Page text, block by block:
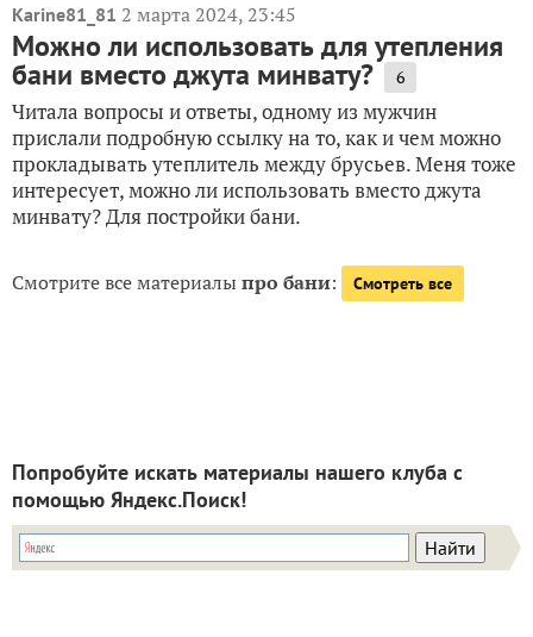
Karine81_81 2 марта 2024, 23:45
Можно ли использовать для утепления
бани вместо джута минвату? 6
Читала вопросы и ответы, одному из мужчин
прислали подробную ссылку на то, как и чем можно
прокладывать утеплитель между брусьев. Меня тоже
интересует, можно ли использовать вместо джута
минвату? Для постройки бани.
Смотрите все материалыпро бани: Смотреть все
Попробуйте искать материалы нашего клуба с
помощью Яндекс.Поиск!